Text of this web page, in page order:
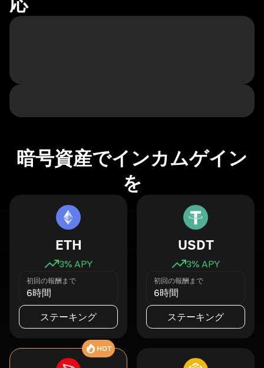
暗号資産でインカムゲイン
を
ETH
3% APY
初回の報酬まで
6時間
ステーキング
USDT
3% APY
初回の報酬まで
6時間
ステーキング
HOT